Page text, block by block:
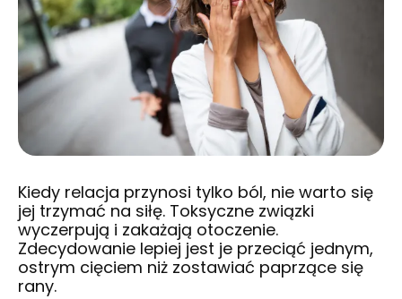
Kiedy relacja przynosi tylko ból, nie warto się
jej trzymać na siłę. Toksyczne związki
wyczerpują i zakażają otoczenie.
Zdecydowanie lepiej jest je przeciąć jednym,
ostrym cięciem niż zostawiać paprzące się
rany.